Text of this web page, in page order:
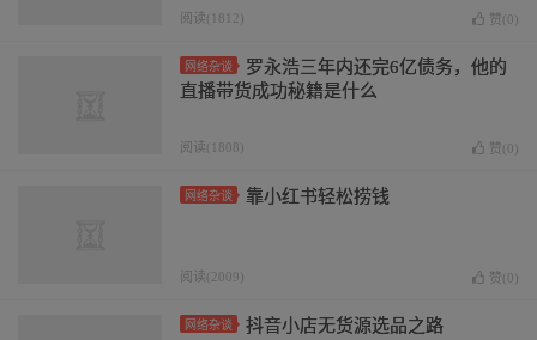
阅读(1812) 赞( 0 )
网络杂谈
罗永浩三年内还完6亿债务，他的
直播带货成功秘籍是什么
阅读(1808) 赞( 0 )
网络杂谈 靠小红书轻松捞钱
阅读(2009) 赞( 0 )
网络杂谈 抖音小店无货源选品之路